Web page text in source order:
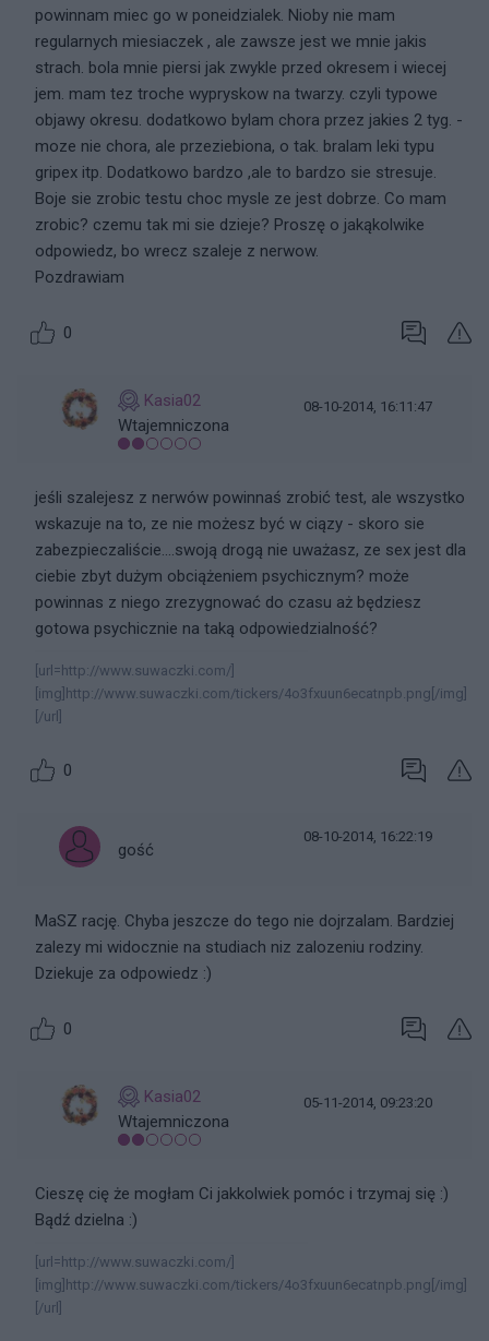
powinnam miec go w poneidzialek. Nioby nie mam
regularnych miesiaczek , ale zawsze jest we mnie jakis
strach. bola mnie piersi jak zwykle przed okresem i wiecej
jem. mam tez troche wypryskow na twarzy. czyli typowe
objawy okresu. dodatkowo bylam chora przez jakies 2 tyg. -
moze nie chora, ale przeziebiona, o tak. bralam leki typu
gripex itp. Dodatkowo bardzo ,ale to bardzo sie stresuje.
Boje sie zrobic testu choc mysle ze jest dobrze. Co mam
zrobic? czemu tak mi sie dzieje? Proszę o jakąkolwike
odpowiedz, bo wrecz szaleje z nerwow.
Pozdrawiam
0
Kasia02
Wtajemniczona
08-10-2014, 16:11:47
jeśli szalejesz z nerwów powinnaś zrobić test, ale wszystko
wskazuje na to, ze nie możesz być w ciązy - skoro sie
zabezpieczaliście....swoją drogą nie uważasz, ze sex jest dla
ciebie zbyt dużym obciążeniem psychicznym? może
powinnas z niego zrezygnować do czasu aż będziesz
gotowa psychicznie na taką odpowiedzialność?
[url=http://www.suwaczki.com/]
[img]http://www.suwaczki.com/tickers/4o3fxuun6ecatnpb.png[/img]
[/url]
0
gość
08-10-2014, 16:22:19
MaSZ rację. Chyba jeszcze do tego nie dojrzalam. Bardziej
zalezy mi widocznie na studiach niz zalozeniu rodziny.
Dziekuje za odpowiedz :)
0
Kasia02
Wtajemniczona
05-11-2014, 09:23:20
Cieszę cię że mogłam Ci jakkolwiek pomóc i trzymaj się :)
Bądź dzielna :)
[url=http://www.suwaczki.com/]
[img]http://www.suwaczki.com/tickers/4o3fxuun6ecatnpb.png[/img]
[/url]